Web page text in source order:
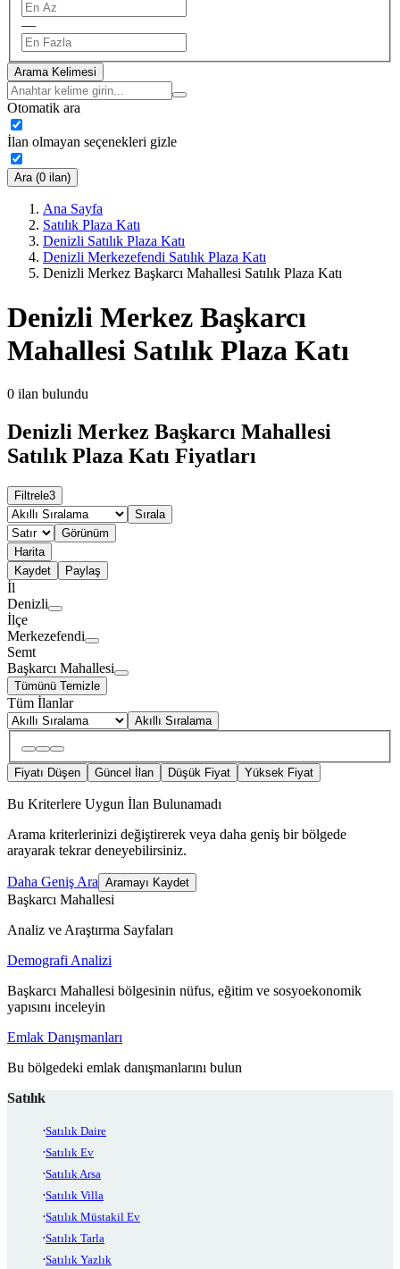
—
Arama Kelimesi
Otomatik ara
İlan olmayan seçenekleri gizle
Ara (0 ilan)
Ana Sayfa
Satılık Plaza Katı
Denizli Satılık Plaza Katı
Denizli Merkezefendi Satılık Plaza Katı
Denizli Merkez Başkarcı Mahallesi Satılık Plaza Katı
Denizli Merkez Başkarcı
Mahallesi Satılık Plaza Katı
0 ilan bulundu
Denizli Merkez Başkarcı Mahallesi
Satılık Plaza Katı Fiyatları
Filtrele3
Sırala
Görünüm
Harita
Kaydet
Paylaş
İl
Denizli
İlçe
Merkezefendi
Semt
Başkarcı Mahallesi
Tümünü Temizle
Tüm İlanlar
Akıllı Sıralama
Fiyatı Düşen Güncel İlan Düşük Fiyat Yüksek Fiyat
Bu Kriterlere Uygun İlan Bulunamadı
Arama kriterlerinizi değiştirerek veya daha geniş bir bölgede
arayarak tekrar deneyebilirsiniz.
Daha Geniş Ara Aramayı Kaydet
Başkarcı Mahallesi
Analiz ve Araştırma Sayfaları
Demografi Analizi
Başkarcı Mahallesi bölgesinin nüfus, eğitim ve sosyoekonomik
yapısını inceleyin
Emlak Danışmanları
Bu bölgedeki emlak danışmanlarını bulun
Satılık
Satılık Daire
Satılık Ev
Satılık Arsa
Satılık Villa
Satılık Müstakil Ev
Satılık Tarla
Satılık Yazlık